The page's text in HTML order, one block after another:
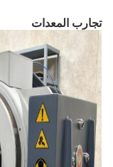
تجارب المعدات